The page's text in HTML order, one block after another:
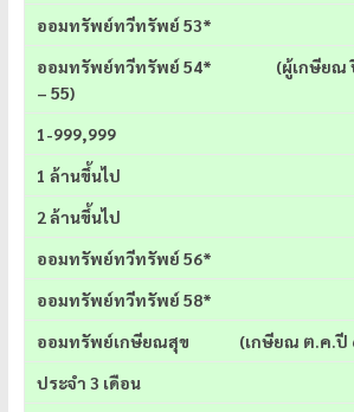
ออมทรัพย์ทวีทรัพย์ 53*
ออมทรัพย์ทวีทรัพย์54* (ผู้เกษียณ
– 55)
1-999,999
1 ล้านขึ้นไป
2 ล้านขึ้นไป
ออมทรัพย์ทวีทรัพย์ 56*
ออมทรัพย์ทวีทรัพย์ 58*
ออมทรัพย์เกษียณสุข (เกษียณ ต.ค.ปี
ประจำ 3 เดือน